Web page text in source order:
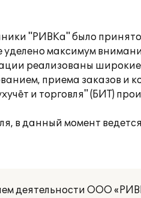
"РИВКа" было
максимум
реализованы
приема заказов и
и торговля" (БИТ)
в данный момент
деятельности ООО